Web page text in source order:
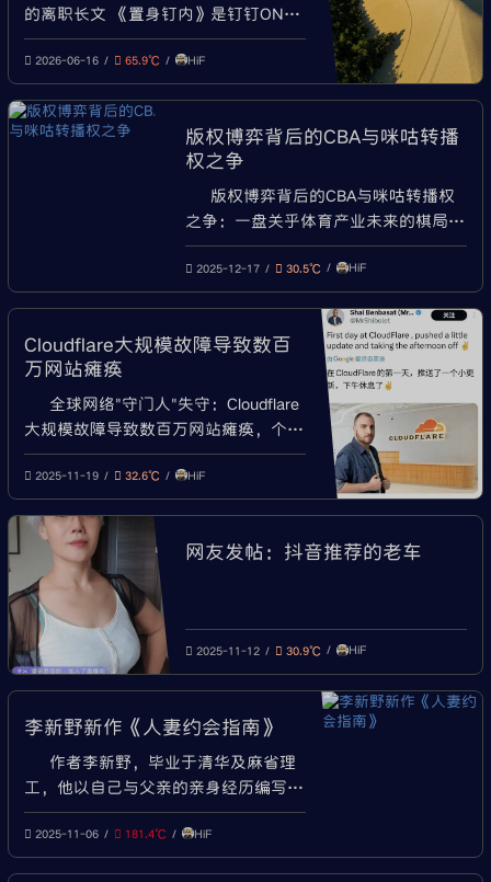
的离职长文 《置身钉内》是钉钉ONE
项目（钉钉8.0推出的旗舰AI工作首
页）核心产品经理滕雅辛（花名“幽
素”）于2026年6月4日发表的离职长
文。在这篇长文中，她复盘了钉钉
“ONE”这款AI产品从立项、DAU直冲
300万，再到留存率断崖式下跌，最终
2026-06-16 65.9℃ HiF
版权博弈背后的CBA与咪咕转播
权之争
版权博弈背后的CBA与咪咕转播权
之争：一盘关乎体育产业未来的棋局
一、引言：一场超出商业范畴的博弈
当CBA官方突然宣布短视频巨头抖音成
为新的转播合作方时，无数篮球迷的第
一反应是："那咪咕呢？"这个陪伴中国
球迷整整五年的平台，那个我们习惯了
深夜为热爱而刷的比赛直播，似乎在一
夜间变得扑朔迷离。CBA与
2025-12-17 30.5℃ HiF
Cloudflare大规模故障导致数百
万网站瘫痪
全球网络"守门人"失守：Cloudflare
大规模故障导致数百万网站瘫痪，个人
创作者遭遇24小时流量断崖 本报记者
heifan 报道 | 2025年11月19日 【核心
提示】2025年11月18日晚间，全球领
先的内容分发网络(CDN)和网络安全服
务商Cloudflare遭遇持续近6小时的全球
性服务
2025-11-19 32.6℃ HiF
网友发帖：抖音推荐的老车
2025-11-12 30.9℃ HiF
李新野新作《人妻约会指南》
作者李新野，毕业于清华及麻省理
工，他以自己与父亲的亲身经历编写了
这本书。 写的内容还是有干货的，当
故事来读也很有趣。 看完不禁让人感
慨，家庭对一个人的影响真是深远。
2025-11-06 181.4℃ HiF